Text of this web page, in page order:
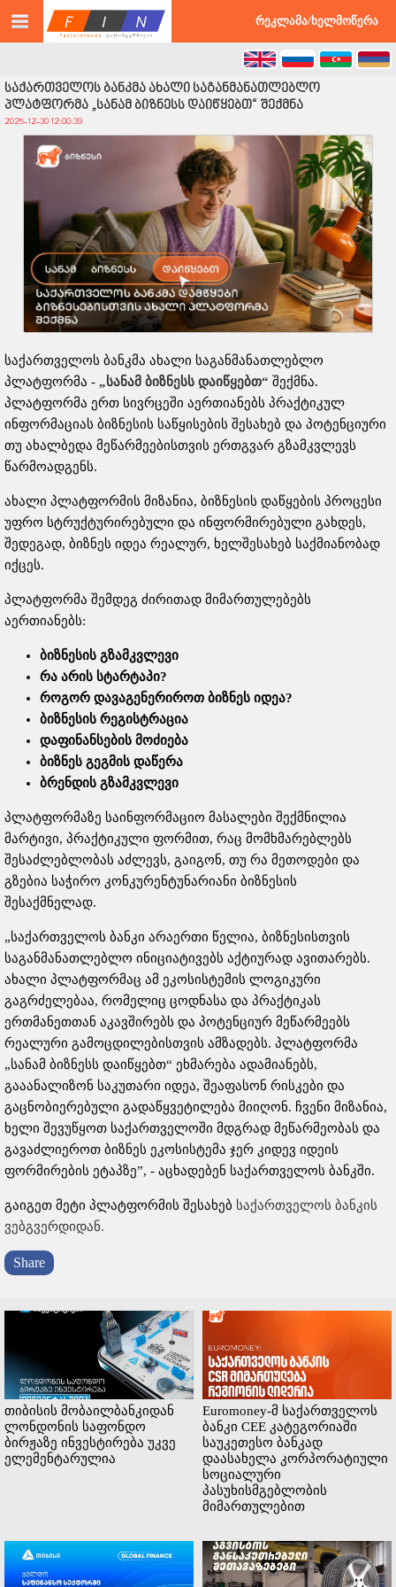
რეკლამა/ხელმოწერა
საქართველოს ბანკმა ახალი საგანმანათლებლო
პლატფორმა „სანამ ბიზნესს დაიწყებთ“ შექმნა
2025-12-30 12:00:39
საქართველოს ბანკმა ახალი საგანმანათლებლო
პლატფორმა - „სანამ ბიზნესს დაიწყებთ“ შექმნა.
პლატფორმა ერთ სივრცეში აერთიანებს პრაქტიკულ
ინფორმაციას ბიზნესის საწყისების შესახებ და პოტენციური
თუ ახალბედა მეწარმეებისთვის ერთგვარ გზამკვლევს
წარმოადგენს.
ახალი პლატფორმის მიზანია, ბიზნესის დაწყების პროცესი
უფრო სტრუქტურირებული და ინფორმირებული გახდეს,
შედეგად, ბიზნეს იდეა რეალურ, ხელშესახებ საქმიანობად
იქცეს.
პლატფორმა შემდეგ ძირითად მიმართულებებს
აერთიანებს:
ბიზნესის გზამკვლევი
რა არის სტარტაპი?
როგორ დავაგენერიროთ ბიზნეს იდეა?
ბიზნესის რეგისტრაცია
დაფინანსების მოძიება
ბიზნეს გეგმის დაწერა
ბრენდის გზამკვლევი
პლატფორმაზე საინფორმაციო მასალები შექმნილია
მარტივი, პრაქტიკული ფორმით, რაც მომხმარებლებს
შესაძლებლობას აძლევს, გაიგონ, თუ რა მეთოდები და
გზებია საჭირო კონკურენტუნარიანი ბიზნესის
შესაქმნელად.
„საქართველოს ბანკი არაერთი წელია, ბიზნესისთვის
საგანმანათლებლო ინიციატივებს აქტიურად ავითარებს.
ახალი პლატფორმაც ამ ეკოსისტემის ლოგიკური
გაგრძელებაა, რომელიც ცოდნასა და პრაქტიკას
ერთმანეთთან აკავშირებს და პოტენციურ მეწარმეებს
რეალური გამოცდილებისთვის ამზადებს. პლატფორმა
„სანამ ბიზნესს დაიწყებთ“ ეხმარება ადამიანებს,
გააანალიზონ საკუთარი იდეა, შეაფასონ რისკები და
გაცნობიერებული გადაწყვეტილება მიიღონ. ჩვენი მიზანია,
ხელი შევუწყოთ საქართველოში მდგრად მეწარმეობას და
გავაძლიეროთ ბიზნეს ეკოსისტემა ჯერ კიდევ იდეის
ფორმირების ეტაპზე”, - აცხადებენ საქართველოს ბანკში.
გაიგეთ მეტი პლატფორმის შესახებ საქართველოს ბანკის
ვებგვერდიდან.
Share
თიბისის მობაილბანკიდან
ლონდონის საფონდო
ბირჟაზე ინვესტირება უკვე
ელემენტარულია
Euromoney-მ საქართველოს
ბანკი CEE კატეგორიაში
საუკეთესო ბანკად
დაასახელა კორპორატიული
სოციალური
პასუხისმგებლობის
მიმართულებით
©2026 faxinternews.ge ყველა უფლება დაცულია